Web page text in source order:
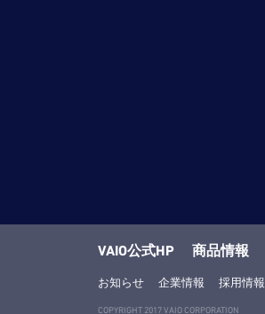
VAIO公式HP 商品情報
お知らせ 企業情報 採用情報
COPYRIGHT 2017 VAIO CORPORATION